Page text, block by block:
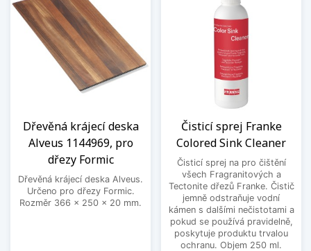
Dřevěná krájecí deska
Alveus 1144969, pro
dřezy Formic
Dřevěná krájecí deska Alveus.
Určeno pro dřezy Formic.
Rozměr 366 x 250 x 20 mm.
Čisticí sprej Franke
Colored Sink Cleaner
Čisticí sprej na pro čištění
všech Fragranitových a
Tectonite dřezů Franke. Čistič
jemně odstraňuje vodní
kámen s dalšími nečistotami a
pokud se používá pravidelně,
poskytuje produktu trvalou
ochranu. Objem 250 ml.